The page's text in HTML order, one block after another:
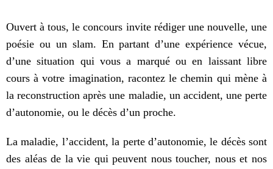
Ouvert à tous, le concours invite rédiger une nouvelle, une
poésie ou un slam. En partant d’une expérience vécue,
d’une situation qui vous a marqué ou en laissant libre
cours à votre imagination, racontez le chemin qui mène à
la reconstruction après une maladie, un accident, une perte
d’autonomie, ou le décès d’un proche.
La maladie, l’accident, la perte d’autonomie, le décès sont
des aléas de la vie qui peuvent nous toucher, nous et nos